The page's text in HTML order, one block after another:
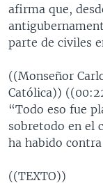
afirma que,
parte de civiles
((Monseñor
Católica))
“Todo eso fue
sobretodo en el
ha habido
((TEXTO))